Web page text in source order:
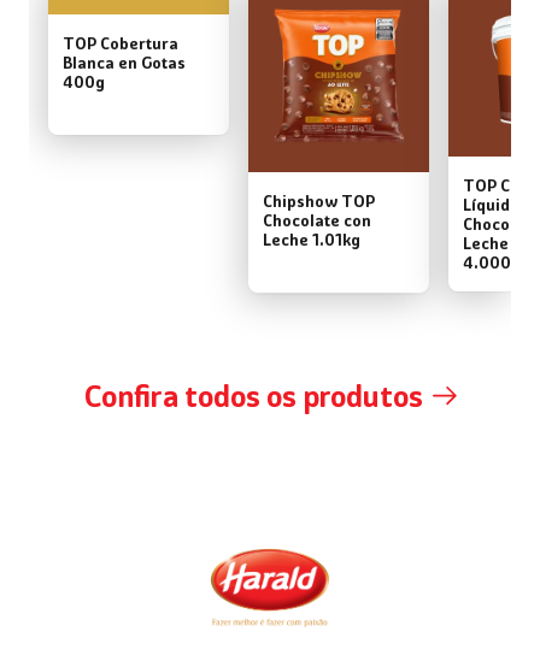
TOP Cobertura
Blanca en Gotas
400g
Chipshow TOP
Chocolate con
Leche 1.01kg
TOP
Líquida
Leche en
4.000kg
Confira todos os produtos